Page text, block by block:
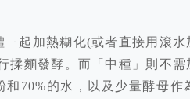
ㄧ起加熱糊化(或者直接用滾水
揉麵發酵。而「中種」則不
和70%的水，以及少量酵母作